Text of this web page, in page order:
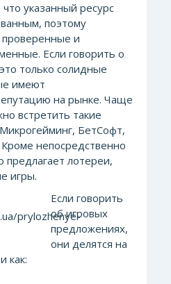
указанный ресурс
поэтому
и
Если говорить о
только солидные
имеют
на рынке. Чаще
встретить такие
БетСофт,
непосредственно
предлагает лотереи,
игры.
Если говорить
об игровых
предложениях,
они делятся на
как: